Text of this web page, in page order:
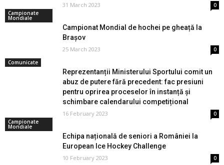
31 March 2023
0
Campionate
Mondiale
Campionat Mondial de hochei pe gheață la
Brașov
25 March 2023
0
Comunicate
Reprezentanții Ministerului Sportului comit un
abuz de putere fără precedent: fac presiuni
pentru oprirea proceselor în instanță și
schimbare calendarului competițional
16 February 2023
0
Campionate
Mondiale
Echipa națională de seniori a României la
European Ice Hockey Challenge
10 February 2023
0